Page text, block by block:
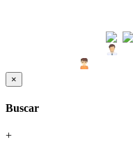
×
Buscar
+